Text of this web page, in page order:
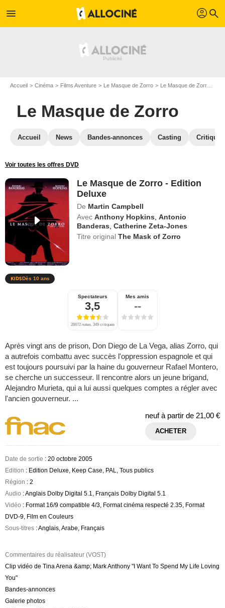
menu profil search
Accueil Cinéma Films Aventure Le Masque de Zorro Le Masque de Zorro en DVD
Le Masque de Zorro
Accueil News Bandes-annonces Casting
Voir toutes les offres DVD
Le Masque de Zorro - Edition
Deluxe
De Martin Campbell
Avec Anthony Hopkins ,Antonio
Banderas ,Catherine Zeta-Jones
Titre originalThe Mask of Zorro
Dès 10 ans
Spectateurs
3,5
26672 notes, 349 critiques
Mes amis
--
Après vingt ans de prison, Don Diego de La Vega, alias Zorro, qui
a autrefois combattu avec succès l'oppression espagnole et qui
est toujours poursuivi par la haine du gouverneur Rafael Montero,
se cherche un successeur. Il rencontre alors un jeune brigand,
Alejandro Murieta, qui a lui aussi quelques comptes a régler avec
l'ancien gouverneur. ...
neuf à partir de 21,00 €
ACHETER
Date de sortie : 20 octobre 2005
Edition : Edition Deluxe, Keep Case, PAL, Tous publics
Région : 2
Audio : Anglais Dolby Digital 5.1, Français Dolby Digital 5.1
Vidéo : Format 16/9 compatible 4/3, Format cinéma respecté 2.35, Format
DVD-9, Film en Couleurs
Sous-titres : Anglais, Arabe, Français
Commentaires du réalisateur (VOST)
Clip vidéo de Tina Arena &amp; Mark Anthony "I Want To Spend My Life Loving
You"
Bandes-annonces
Galerie photos